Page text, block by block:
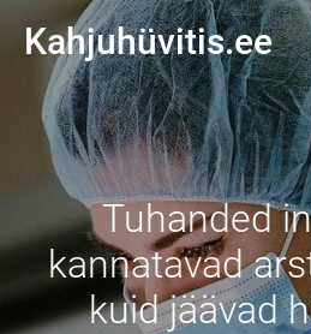
Kahjuhüvitis.ee
Tuhanded
kannatavad
kuid jäävad